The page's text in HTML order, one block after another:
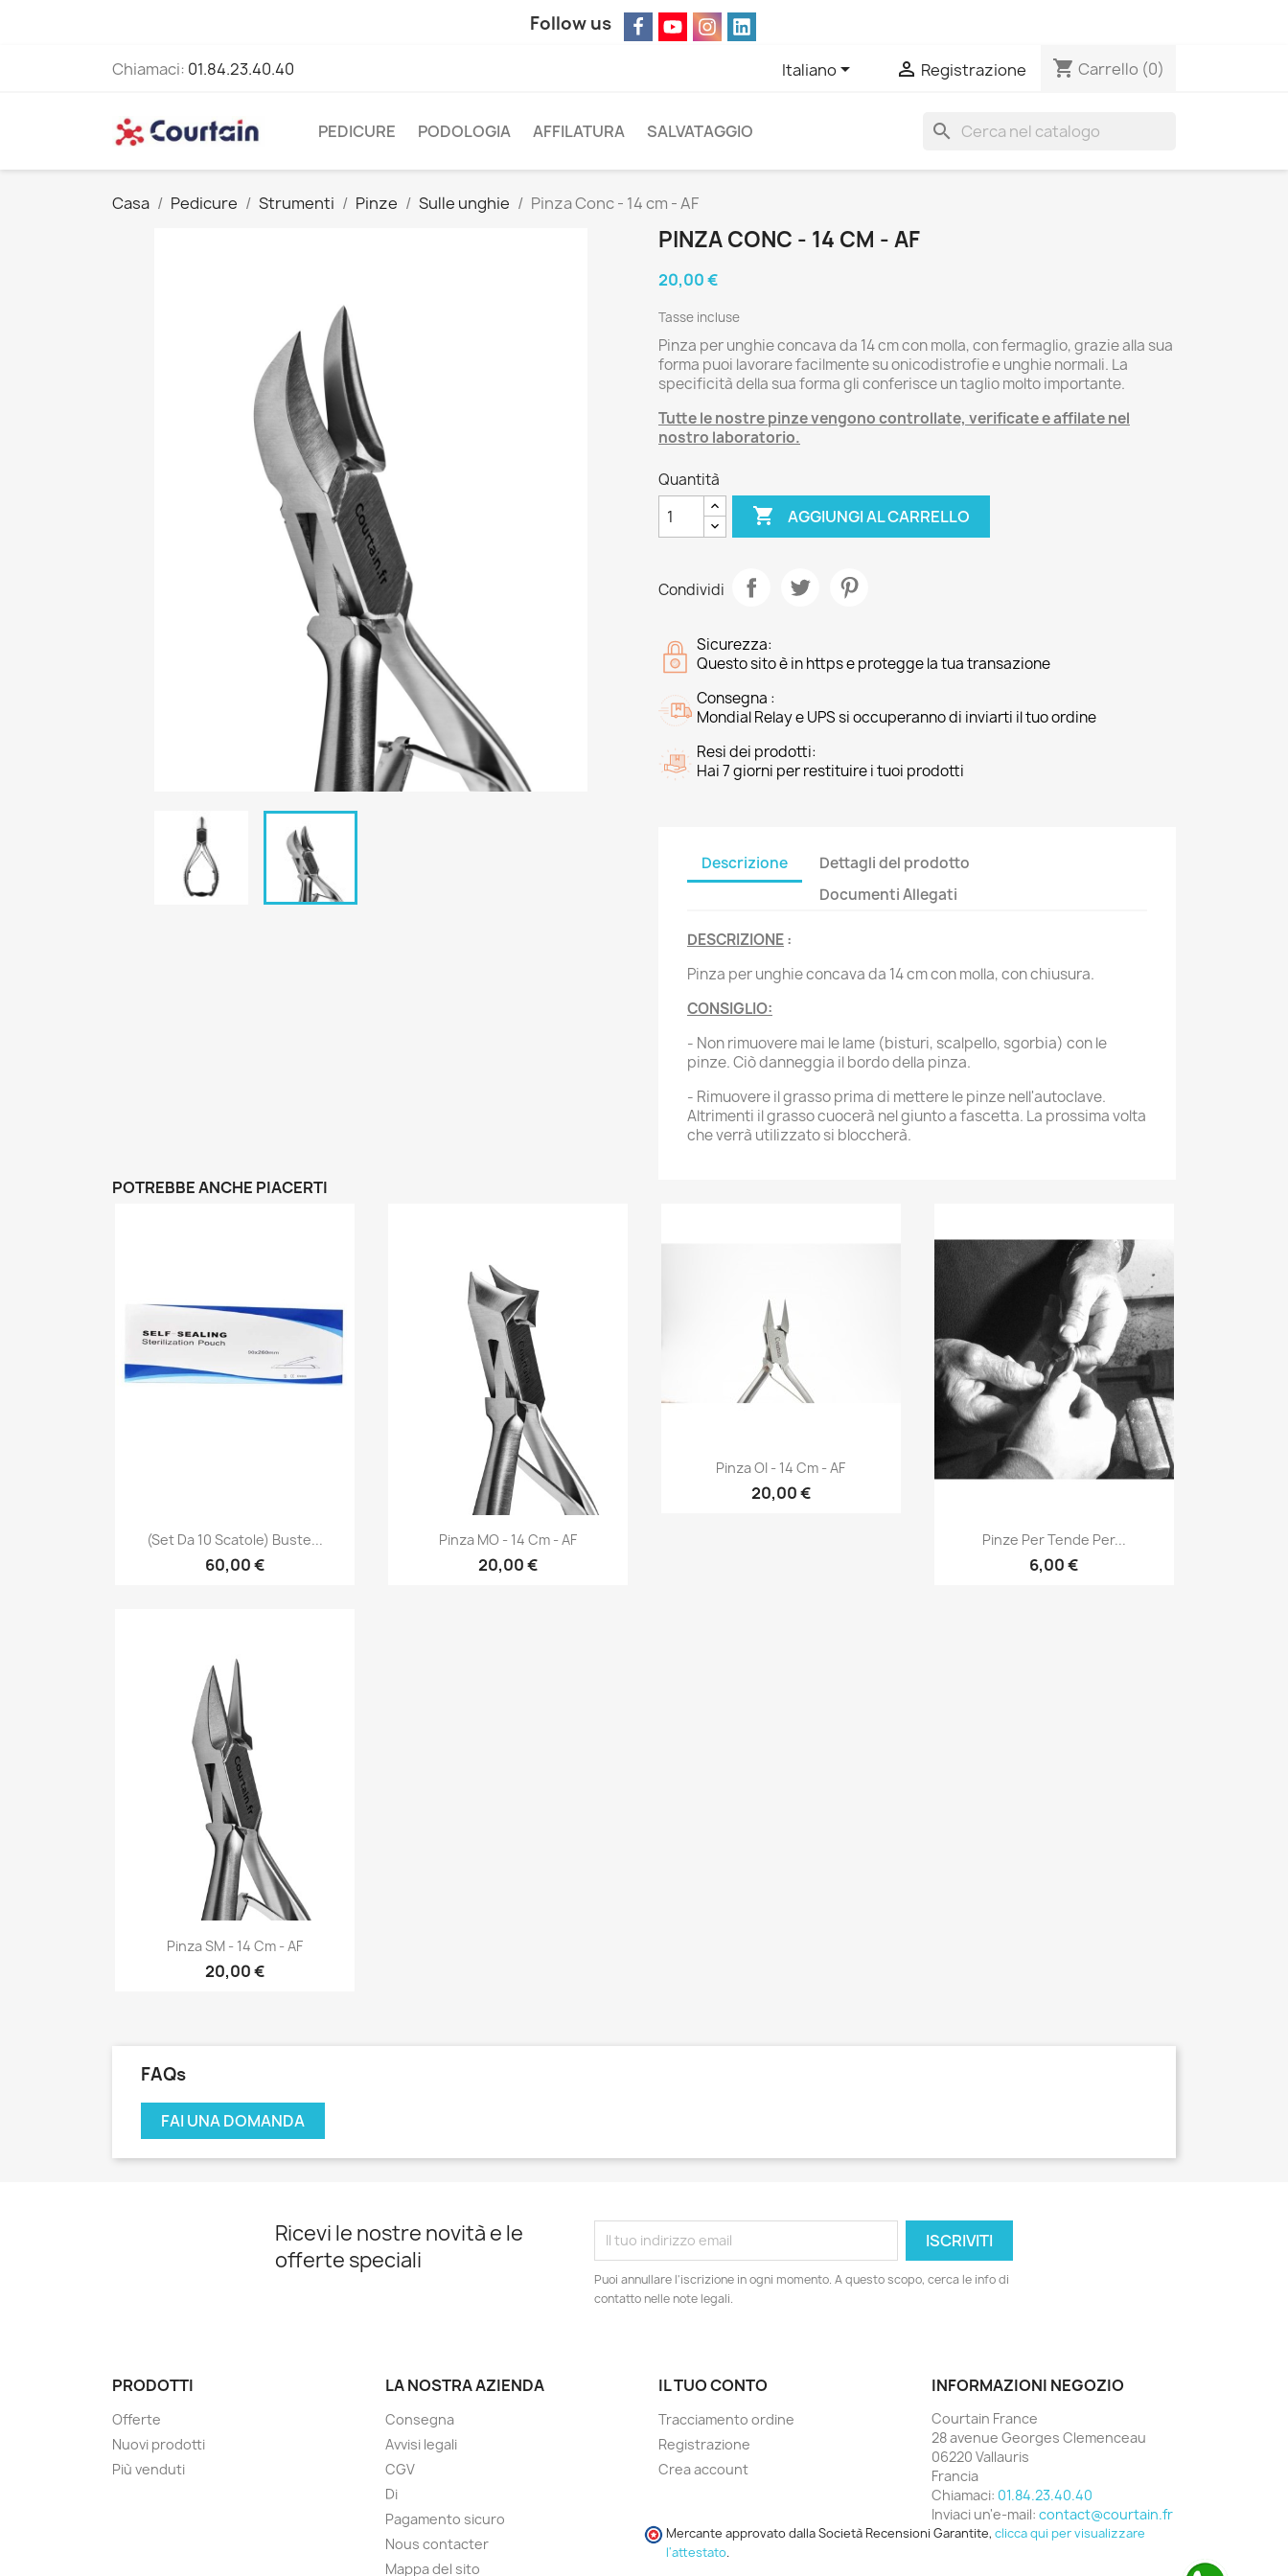
Follow us
Chiamaci: 01.84.23.40.40 Italiano  Registrazione shopping_cart Carrello (0)
PEDICURE PODOLOGIA AFFILATURA SALVATAGGIO search
Casa Pedicure Strumenti Pinze Sulle unghie Pinza Conc - 14 cm - AF
PINZA CONC - 14 CM - AF
20,00 €
Tasse incluse
Pinza per unghie concava da 14 cm con molla, con fermaglio, grazie alla sua
forma puoi lavorare facilmente su onicodistrofie e unghie normali. La
specificità della sua forma gli conferisce un taglio molto importante.
Tutte le nostre pinze vengono controllate, verificate e affilate nel
nostro laboratorio.
Quantità
 AGGIUNGI AL CARRELLO
Condividi
Sicurezza:
Questo sito è in https e protegge la tua transazione
Consegna :
Mondial Relay e UPS si occuperanno di inviarti il tuo ordine
Resi dei prodotti:
Hai 7 giorni per restituire i tuoi prodotti
Descrizione
Dettagli del prodotto
Documenti Allegati
DESCRIZIONE:
Pinza per unghie concava da 14 cm con molla, con chiusura.
CONSIGLIO:
- Non rimuovere mai le lame (bisturi, scalpello, sgorbia) con le
pinze. Ciò danneggia il bordo della pinza.
- Rimuovere il grasso prima di mettere le pinze nell'autoclave.
Altrimenti il grasso cuocerà nel giunto a fascetta. La prossima volta
che verrà utilizzato si bloccherà.
POTREBBE ANCHE PIACERTI
Anteprima
(set Da 10 Scatole) Buste...
60,00 €
Anteprima
Pinza MO - 14 Cm - AF
20,00 €
Anteprima
Pinza OI - 14 Cm - AF
20,00 €
Anteprima
Pinze Per Tende Per...
6,00 €
Anteprima
Pinza SM - 14 Cm - AF
20,00 €
FAQs
FAI UNA DOMANDA
Ricevi le nostre novità e le
offerte speciali
Puoi annullare l'iscrizione in ogni momento. A questo scopo, cerca le info di
contatto nelle note legali.
PRODOTTI
Offerte
Nuovi prodotti
Più venduti
LA NOSTRA AZIENDA
Consegna
Avvisi legali
CGV
Di
Pagamento sicuro
Nous contacter
Mappa del sito
IL TUO CONTO
Tracciamento ordine
Registrazione
Crea account
INFORMAZIONI NEGOZIO
Courtain France
28 avenue Georges Clemenceau
06220 Vallauris
Francia
Chiamaci: 01.84.23.40.40
Inviaci un'e-mail: contact@courtain.fr
Mercante approvato dalla Società Recensioni Garantite, clicca qui per visualizzare
l'attestato.